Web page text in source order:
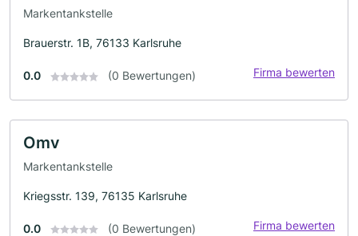
Markentankstelle
Brauerstr. 1B, 76133 Karlsruhe
0.0 (0 Bewertungen) Firma bewerten
Omv
Markentankstelle
Kriegsstr. 139, 76135 Karlsruhe
0.0 (0 Bewertungen) Firma bewerten